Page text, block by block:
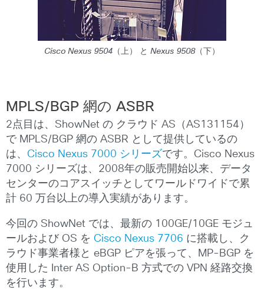
Cisco Nexus 9504（上） と Nexus 9508（下）
MPLS/BGP 網の ASBR
2点目は、ShowNet の クラウド AS（AS131154）
で MPLS/BGP 網の ASBR として提供しているの
は、 Cisco Nexus 7000 シリーズです。Cisco Nexus
7000 シリーズは、2008年の販売開始以来、データ
センターのコアスイッチとしてワールドワイドで累
計 60 万台以上の導入実績があります。
今回の ShowNet では、最新の 100GE/10GE モジュ
ールおよび OS を Cisco Nexus 7706 に搭載し、ク
ラウド事業者様と eBGP ピアを張って、MP-BGP を
使用した Inter AS Option-B 方式での VPN 経路交換
を行います。